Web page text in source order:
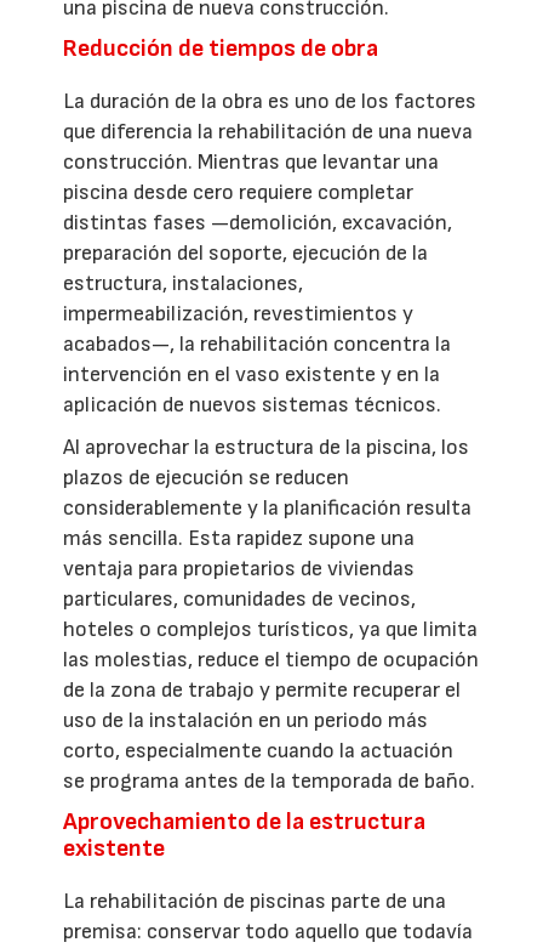
una piscina de nueva construcción.
Reducción de tiempos de obra
La duración de la obra es uno de los factores
que diferencia la rehabilitación de una nueva
construcción. Mientras que levantar una
piscina desde cero requiere completar
distintas fases —demolición, excavación,
preparación del soporte, ejecución de la
estructura, instalaciones,
impermeabilización, revestimientos y
acabados—, la rehabilitación concentra la
intervención en el vaso existente y en la
aplicación de nuevos sistemas técnicos.
Al aprovechar la estructura de la piscina, los
plazos de ejecución se reducen
considerablemente y la planificación resulta
más sencilla. Esta rapidez supone una
ventaja para propietarios de viviendas
particulares, comunidades de vecinos,
hoteles o complejos turísticos, ya que limita
las molestias, reduce el tiempo de ocupación
de la zona de trabajo y permite recuperar el
uso de la instalación en un periodo más
corto, especialmente cuando la actuación
se programa antes de la temporada de baño.
Aprovechamiento de la estructura
existente
La rehabilitación de piscinas parte de una
premisa: conservar todo aquello que todavía